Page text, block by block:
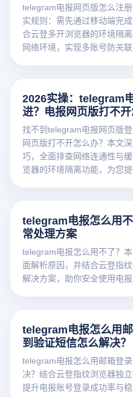
telegram电报网页版怎么注
实规则：需先通过移动端完
合云登多开浏览器的环境隔
网络环境，实现多账号防关
2026实操：telegram
进？电报网页版打不开
找不到telegram电报网页版
网页版打不开怎么办？本文
巧，全面排查网络连通性与
览器的环境隔离功能，为您
telegram电报怎么用
常处理方案
telegram电报怎么用不了？
面解析原因，并结合云登指
解决方案，助你安全使用电报
telegram电报怎么用
到验证短信怎么解决？
telegram电报怎么用邮箱登
决？结合云登指纹浏览器独
提升电报账号登录成功率与稳